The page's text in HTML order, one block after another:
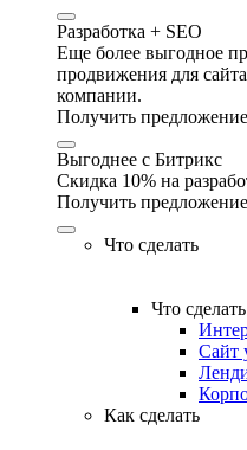
Разработка + SEO
Еще более выгодное
продвижения для
компании.
Получить предложение
Выгоднее с Битрикс
Скидка 10% на
Получить предложение
Что сделать
Что сделать
Сайт
Как сделать